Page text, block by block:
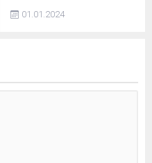
insana verdiği değer ve
01.01.2024